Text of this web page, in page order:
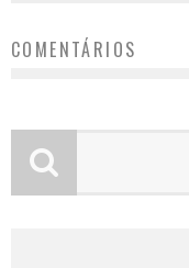
COMENTÁRIOS